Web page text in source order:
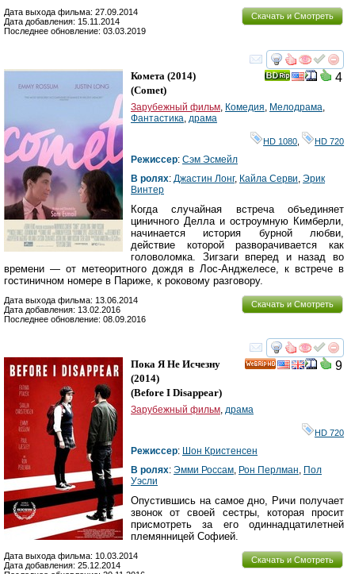
Скачать и Смотреть
Дата выхода фильма: 27.09.2014
Дата добавления: 15.11.2014
Последнее обновление: 03.03.2019
смотреть
4
Комета (2014)
(Comet)
Зарубежный фильм, Комедия, Мелодрама,
Фантастика, драма
HD 1080 HD 720
Режиссер: Сэм Эсмейл
В ролях: Джастин Лонг, Кайла Серви, Эрик
Винтер
Когда случайная встреча объединяет
циничного Делла и остроумную Кимберли,
начинается история бурной любви,
действие которой разворачивается как
головоломка. Зигзаги вперед и назад во
времени — от метеоритного дождя в Лос-Анджелесе, к встрече в
гостиничном номере в Париже, к роковому разговору.
Скачать и Смотреть
Дата выхода фильма: 13.06.2014
Дата добавления: 13.02.2016
Последнее обновление: 08.09.2016
смотреть
9
Пока Я Не Исчезну
(2014)
(Before I Disappear)
Зарубежный фильм, драма
HD 720
Режиссер: Шон Кристенсен
В ролях: Эмми Россам, Рон Перлман, Пол
Уэсли
Опустившись на самое дно, Ричи получает
звонок от своей сестры, которая просит
присмотреть за его одиннадцатилетней
племянницей Софией.
Скачать и Смотреть
Дата выхода фильма: 10.03.2014
Дата добавления: 25.12.2014